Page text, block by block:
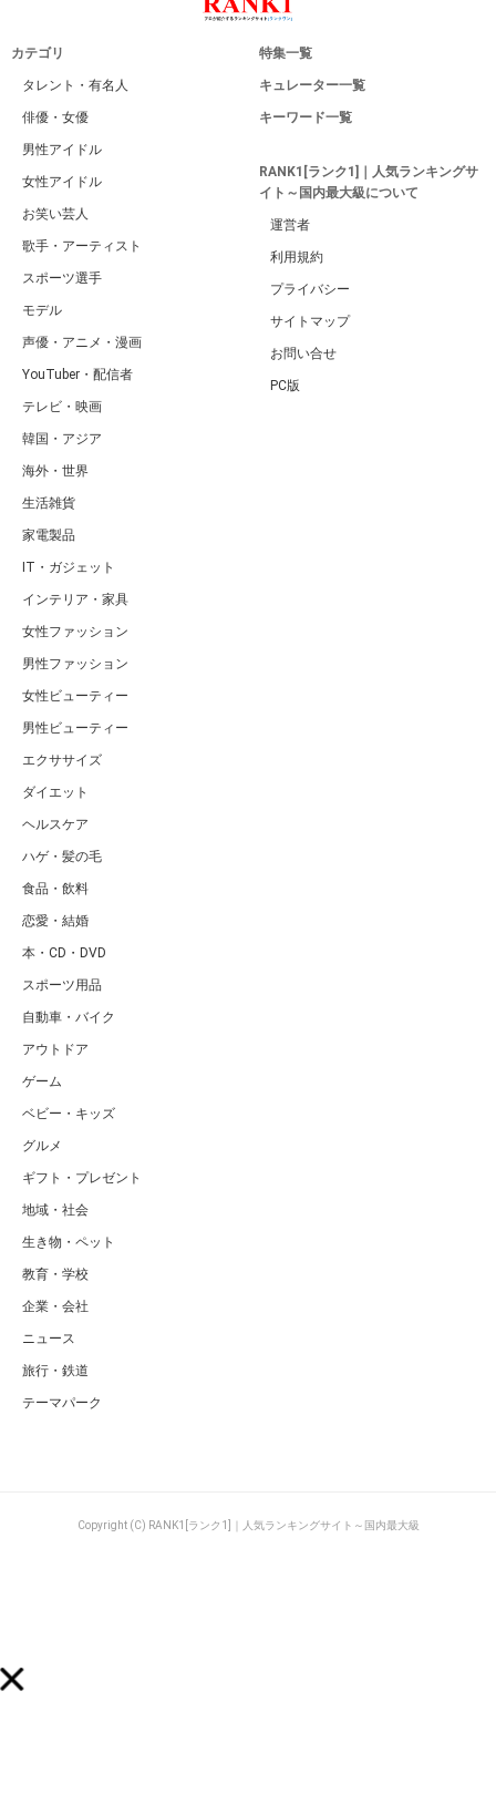
カテゴリ
タレント・有名人
俳優・女優
男性アイドル
女性アイドル
お笑い芸人
歌手・アーティスト
スポーツ選手
モデル
声優・アニメ・漫画
YouTuber・配信者
テレビ・映画
韓国・アジア
海外・世界
生活雑貨
家電製品
IT・ガジェット
インテリア・家具
女性ファッション
男性ファッション
女性ビューティー
男性ビューティー
エクササイズ
ダイエット
ヘルスケア
ハゲ・髪の毛
食品・飲料
恋愛・結婚
本・CD・DVD
スポーツ用品
自動車・バイク
アウトドア
ゲーム
ベビー・キッズ
グルメ
ギフト・プレゼント
地域・社会
生き物・ペット
教育・学校
企業・会社
ニュース
旅行・鉄道
テーマパーク
特集一覧
キュレーター一覧
キーワード一覧
RANK1[ランク1]｜人気ランキングサ
イト～国内最大級について
運営者
利用規約
プライバシー
サイトマップ
お問い合せ
PC版
Copyright (C) RANK1[ランク1]｜人気ランキングサイト～国内最大級